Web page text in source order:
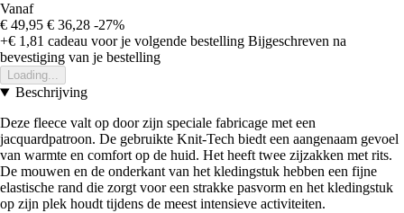
Vanaf
€ 49,95 € 36,28 -27%
+€ 1,81 cadeau voor je volgende bestelling Bijgeschreven na
bevestiging van je bestelling
Loading...
Beschrijving
Deze fleece valt op door zijn speciale fabricage met een
jacquardpatroon. De gebruikte Knit-Tech biedt een aangenaam gevoel
van warmte en comfort op de huid. Het heeft twee zijzakken met rits.
De mouwen en de onderkant van het kledingstuk hebben een fijne
elastische rand die zorgt voor een strakke pasvorm en het kledingstuk
op zijn plek houdt tijdens de meest intensieve activiteiten.